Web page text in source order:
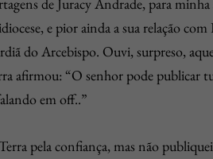
e pior ainda a sua relação
do Arcebispo. Ouvi, surpreso,
afirmou: “O senhor pode publicar
em off..”
pela confiança, mas não